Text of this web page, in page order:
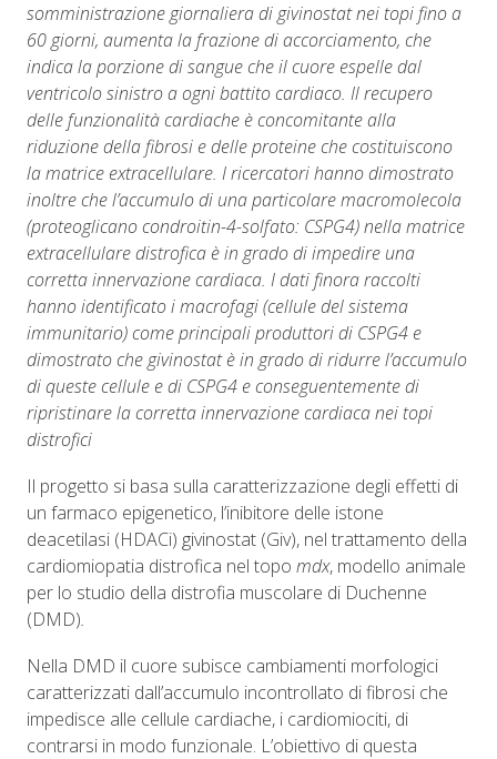
somministrazione giornaliera di givinostat nei topi fino a
60 giorni, aumenta la frazione di accorciamento, che
indica la porzione di sangue che il cuore espelle dal
ventricolo sinistro a ogni battito cardiaco. Il recupero
delle funzionalità cardiache è concomitante alla
riduzione della fibrosi e delle proteine che costituiscono
la matrice extracellulare. I ricercatori hanno dimostrato
inoltre che l’accumulo di una particolare macromolecola
(proteoglicano condroitin-4-solfato: CSPG4) nella matrice
extracellulare distrofica è in grado di impedire una
corretta innervazione cardiaca. I dati finora raccolti
hanno identificato i macrofagi (cellule del sistema
immunitario) come principali produttori di CSPG4 e
dimostrato che givinostat è in grado di ridurre l’accumulo
di queste cellule e di CSPG4 e conseguentemente di
ripristinare la corretta innervazione cardiaca nei topi
distrofici
Il progetto si basa sulla caratterizzazione degli effetti di
un farmaco epigenetico, l’inibitore delle istone
deacetilasi (HDACi) givinostat (Giv), nel trattamento della
cardiomiopatia distrofica nel topo mdx, modello animale
per lo studio della distrofia muscolare di Duchenne
(DMD).
Nella DMD il cuore subisce cambiamenti morfologici
caratterizzati dall’accumulo incontrollato di fibrosi che
impedisce alle cellule cardiache, i cardiomiociti, di
contrarsi in modo funzionale. L’obiettivo di questa